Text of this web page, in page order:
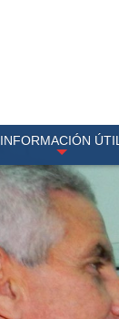
INFORMACIÓN ÚTIL